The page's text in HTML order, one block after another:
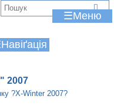
☰
2007
?X-Winter 2007?